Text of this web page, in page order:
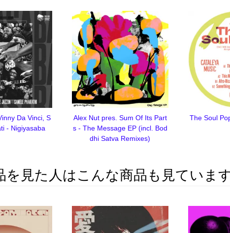
Da Vinci, S
- Nigiyasaba
Alex Nut pres. Sum Of Its Part
s - The Message EP (incl. Bod
dhi Satva Remixes)
The Soul
を見た人はこんな商品も見ていま